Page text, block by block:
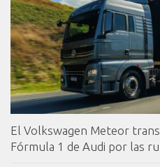
El Volkswagen Meteor
Fórmula 1 de Audi por las